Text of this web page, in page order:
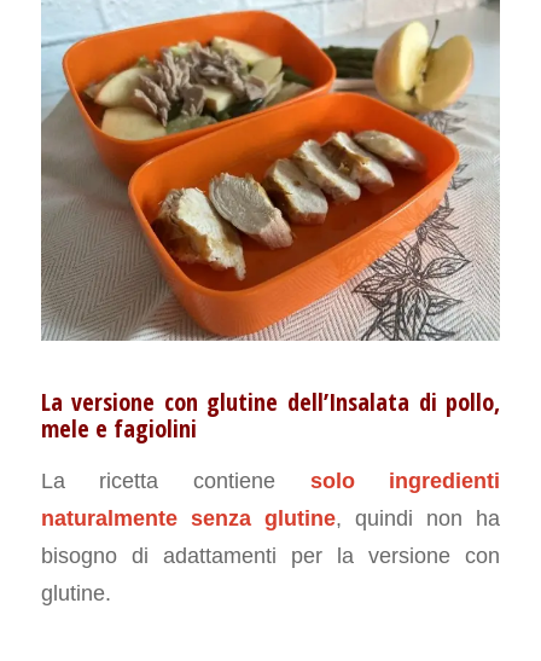
La versione con glutine dell’Insalata di pollo,
mele e fagiolini
La ricetta contiene solo ingredienti
naturalmente senza glutine, quindi non ha
bisogno di adattamenti per la versione con
glutine.